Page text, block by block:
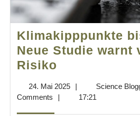
Klimakipppunkte
Neue Studie warnt
Risiko
2100:
24. Mai 202524.
Mai
| Science
Comments
| 17:21